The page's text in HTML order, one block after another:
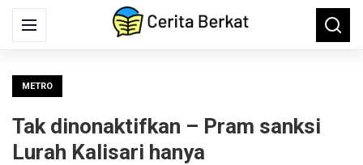
Menu
Search
for:
METRO
Tak dinonaktifkan – Pram sanksi
Lurah Kalisari hanya